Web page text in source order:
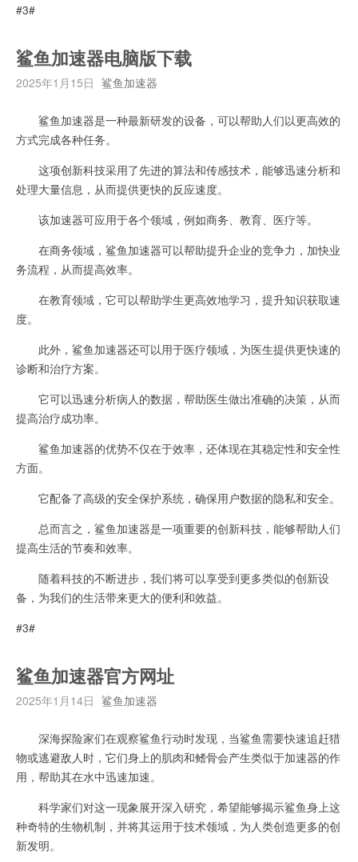
#3#
鲨鱼加速器电脑版下载
2025年1月15日 鲨鱼加速器
鲨鱼加速器是一种最新研发的设备，可以帮助人们以更高效的
方式完成各种任务。
这项创新科技采用了先进的算法和传感技术，能够迅速分析和
处理大量信息，从而提供更快的反应速度。
该加速器可应用于各个领域，例如商务、教育、医疗等。
在商务领域，鲨鱼加速器可以帮助提升企业的竞争力，加快业
务流程，从而提高效率。
在教育领域，它可以帮助学生更高效地学习，提升知识获取速
度。
此外，鲨鱼加速器还可以用于医疗领域，为医生提供更快速的
诊断和治疗方案。
它可以迅速分析病人的数据，帮助医生做出准确的决策，从而
提高治疗成功率。
鲨鱼加速器的优势不仅在于效率，还体现在其稳定性和安全性
方面。
它配备了高级的安全保护系统，确保用户数据的隐私和安全。
总而言之，鲨鱼加速器是一项重要的创新科技，能够帮助人们
提高生活的节奏和效率。
随着科技的不断进步，我们将可以享受到更多类似的创新设
备，为我们的生活带来更大的便利和效益。
#3#
鲨鱼加速器官方网址
2025年1月14日 鲨鱼加速器
深海探险家们在观察鲨鱼行动时发现，当鲨鱼需要快速追赶猎
物或逃避敌人时，它们身上的肌肉和鳍骨会产生类似于加速器的作
用，帮助其在水中迅速加速。
科学家们对这一现象展开深入研究，希望能够揭示鲨鱼身上这
种奇特的生物机制，并将其运用于技术领域，为人类创造更多的创
新发明。